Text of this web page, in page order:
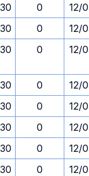
0
12/
0
12/
0 12/
0
12/
0
12/
0
12/
0
12/
0
12/